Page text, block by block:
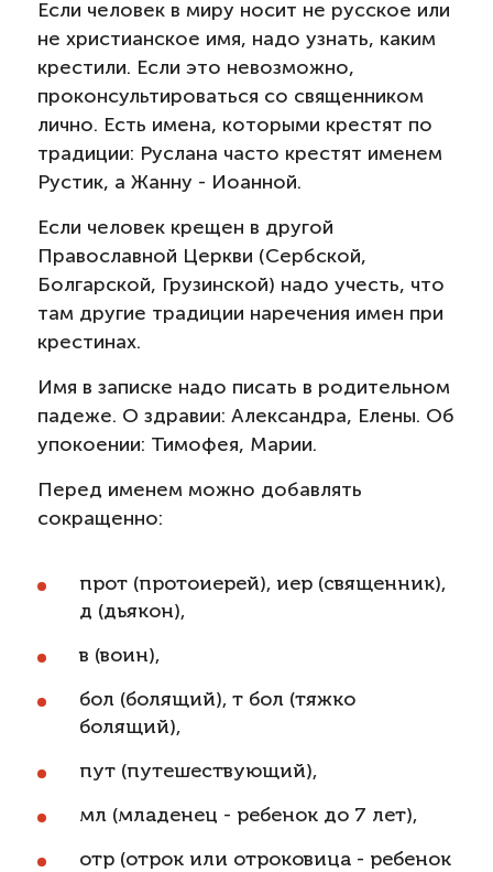
Если человек в миру носит не русское или
не христианское имя, надо узнать, каким
крестили. Если это невозможно,
проконсультироваться со священником
лично. Есть имена, которыми крестят по
традиции: Руслана часто крестят именем
Рустик, а Жанну - Иоанной.
Если человек крещен в другой
Православной Церкви (Сербской,
Болгарской, Грузинской) надо учесть, что
там другие традиции наречения имен при
крестинах.
Имя в записке надо писать в родительном
падеже. О здравии: Александра, Елены. Об
упокоении: Тимофея, Марии.
Перед именем можно добавлять
сокращенно:
прот (протоиерей), иер (священник),
д (дьякон),
в (воин),
бол (болящий), т бол (тяжко
болящий),
пут (путешествующий),
мл (младенец - ребенок до 7 лет),
отр (отрок или отроковица - ребенок